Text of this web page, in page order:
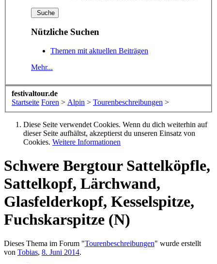
Nützliche Suchen
Themen mit aktuellen Beiträgen
Mehr...
festivaltour.de
Startseite Foren > Alpin > Tourenbeschreibungen >
Diese Seite verwendet Cookies. Wenn du dich weiterhin auf
dieser Seite aufhältst, akzeptierst du unseren Einsatz von
Cookies. Weitere Informationen
Schwere BergtourSattelköpfle,
Sattelkopf, Lärchwand,
Glasfelderkopf, Kesselspitze,
Fuchskarspitze (N)
Dieses Thema im Forum "Tourenbeschreibungen" wurde erstellt
von Tobias, 8. Juni 2014.